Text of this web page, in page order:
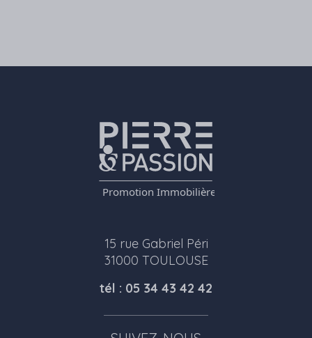
15 rue Gabriel Péri
31000 TOULOUSE
tél : 05 34 43 42 42